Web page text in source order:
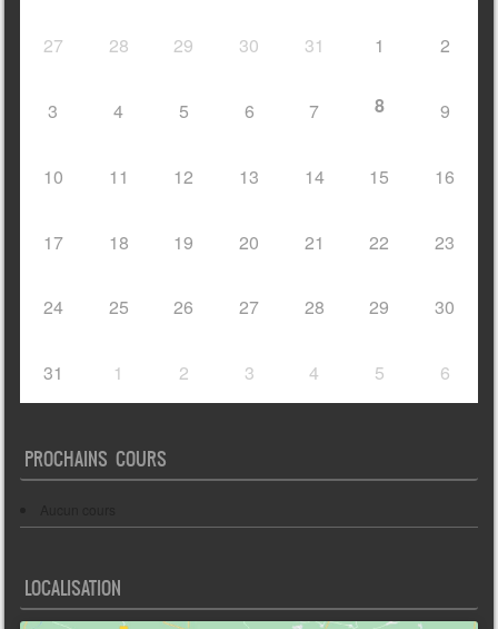
27 28 29 30 31 1 2
3 4 5 6 7 8 9
10 11 12 13 14 15 16
17 18 19 20 21 22 23
24 25 26 27 28 29 30
31 1 2 3 4 5 6
PROCHAINS COURS
LOCALISATION